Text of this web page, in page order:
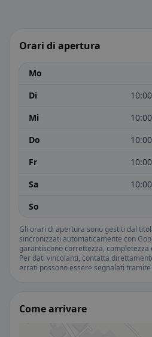
Orari di apertura
Mo
Di
Mi
Do
Fr
Sa
So
Gli orari di apertura sono gestiti dal
sincronizzati automaticamente con
garantiscono correttezza,
Per dati vincolanti, contatta
errati possono essere segnalati
Come arrivare